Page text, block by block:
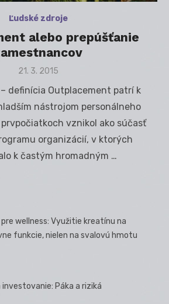
Ľudské zdroje
alebo prepúšťanie
Posted
21. 3. 2015
definícia Outplacement patrí k
nástrojom personálneho
vznikol ako súčasť
organizácií, v ktorých
k častým hromadným …
wellness: Využitie kreatínu na
funkcie, nielen na svalovú hmotu
investovanie: Páka a riziká